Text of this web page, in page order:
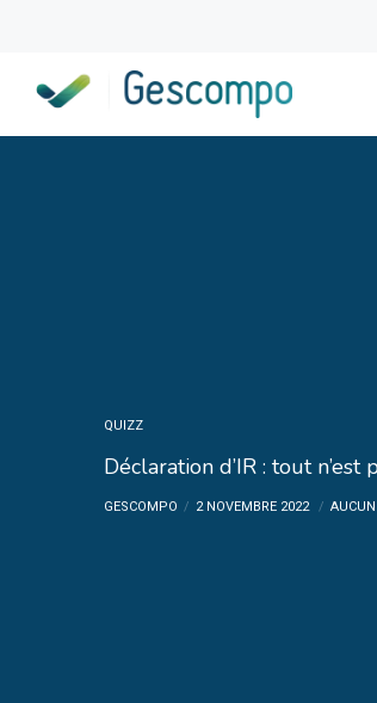
QUIZZ
Déclaration d’IR : tout n’est
GESCOMPO 2 NOVEMBRE 2022